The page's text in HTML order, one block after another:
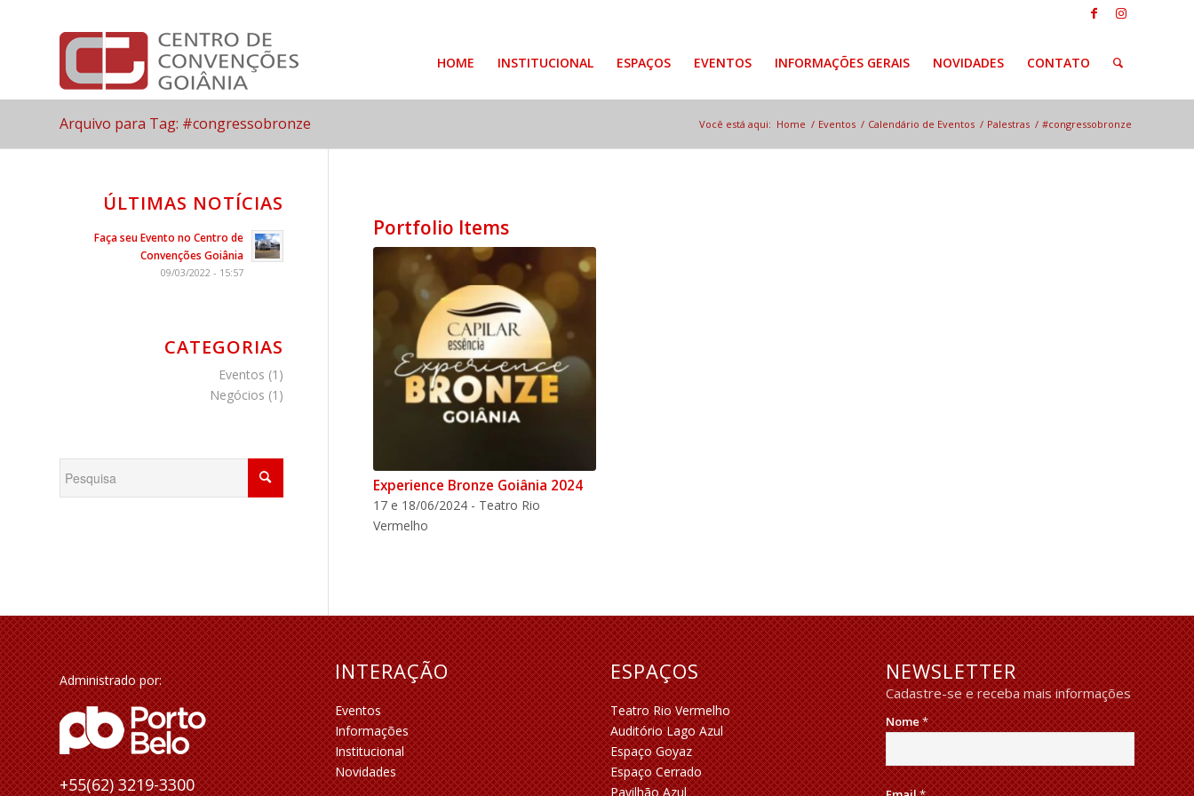
HOME INSTITUCIONAL ESPAÇOS EVENTOS INFORMAÇÕES GERAIS NOVIDADES CONTATO
Arquivo para Tag: #congressobronze Você está aqui: Home / Eventos / Calendário de Eventos / Palestras / #congressobronze
Portfolio Items
Experience Bronze Goiânia 2024
17 e 18/06/2024 - Teatro Rio
Vermelho
ÚLTIMAS NOTÍCIAS
Faça seu Evento no Centro de
Convenções Goiânia
09/03/2022 - 15:57
CATEGORIAS
Eventos (1)
Negócios (1)
Administrado por:
+55(62) 3219-3300
INTERAÇÃO
Eventos
Informações
Institucional
Novidades
ESPAÇOS
Teatro Rio Vermelho
Auditório Lago Azul
Espaço Goyaz
Espaço Cerrado
Pavilhão Azul
NEWSLETTER
Cadastre-se e receba mais informações
Nome*